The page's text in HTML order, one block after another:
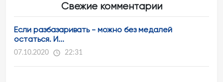
Свежие комментарии
Если разбазаривать - можно без медалей
остаться. И...
07.10.2020 22:31